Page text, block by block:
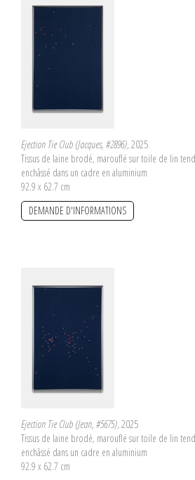
Ejection Tie Club (Jacques, #2896), 2025
Tissus de laine brodé, marouflé sur toile de lin
enchâssé dans un cadre en aluminium
92.9 x 62.7 cm
DEMANDE D'INFORMATIONS
Ejection Tie Club (Jean, #5675), 2025
Tissus de laine brodé, marouflé sur toile de lin
enchâssé dans un cadre en aluminium
92.9 x 62.7 cm